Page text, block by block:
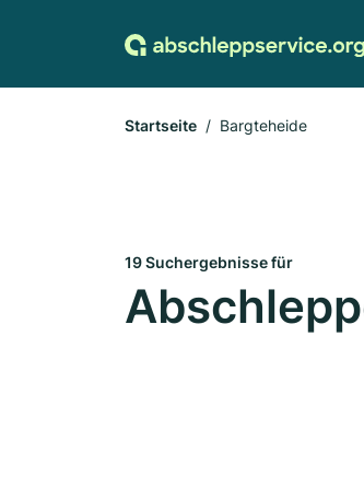
Startseite Bargteheide
19 Suchergebnisse für